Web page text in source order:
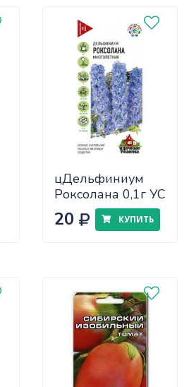
цДельфиниум
Роксолана 0,1г УС
20 КУПИТЬ